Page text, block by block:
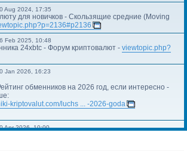
Aug 2024, 17:35
для новичков - Скользящие средние (Moving
Feb 2025, 10:48
24xbtc - Форум криптовалют - viewtopic.php?
Jan 2026, 16:23
обменников на 2026 год, если интересно -
kriptovalut.com/luchs ... -2026-goda
Apr 2026, 10:00